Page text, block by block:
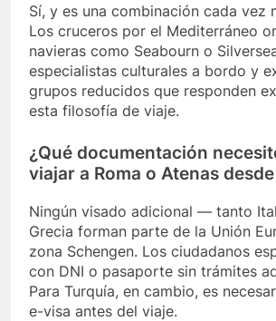
Sí, y es una combinación cada vez
Los cruceros por el Mediterráneo
navieras como Seabourn o
especialistas culturales a bordo y
grupos reducidos que responden
esta filosofía de viaje.
¿Qué documentación
viajar a Roma o Atenas
Ningún visado adicional — tanto
Grecia forman parte de la Unión
zona Schengen. Los ciudadanos
con DNI o pasaporte sin trámites
Para Turquía, en cambio, es
e-visa antes del viaje.